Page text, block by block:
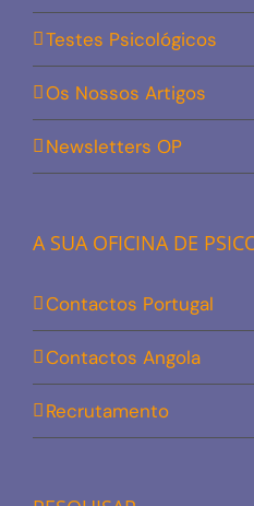
Testes Psicológicos
Os Nossos Artigos
Newsletters OP
A SUA OFICINA DE
Contactos Portugal
Contactos Angola
Recrutamento